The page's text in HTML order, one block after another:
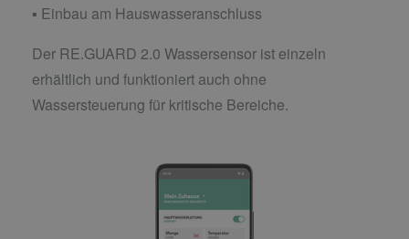
▪ Einbau am Hauswasseranschluss
Der RE.GUARD 2.0 Wassersensor ist einzeln
erhältlich und funktioniert auch ohne
Wassersteuerung für kritische Bereiche.